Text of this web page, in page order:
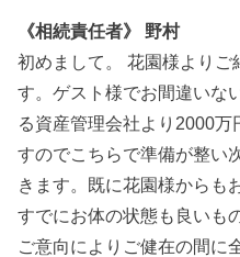
《相続責任者》 野村
初めまして。 花園様より
す。ゲスト様でお間違いな
る資産管理会社より2000万
すのでこちらで準備が整い
きます。既に花園様からも
すでにお体の状態も良いも
ご意向によりご健在の間に